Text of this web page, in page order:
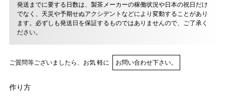
発送までに要する日数は、製茶メーカーの稼働状況や日本の祝日だけ
でなく、天災や予期せぬアクシデントなどにより変動することがあり
ます。必ずしも発送日を保証するものではありませんので、ご了承く
ださい。
ご質問等ございましたら、お気 軽に お問い合わせ下さい。
作り方